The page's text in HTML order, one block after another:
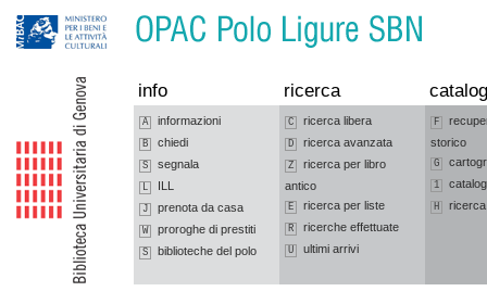
info ricerca
A informazioni
B chiedi
S segnala
L ILL
J prenota da casa
W proroghe di prestiti
S biblioteche del polo
C ricerca libera
D ricerca avanzata
Z
ricerca per libro
antico
E ricerca per liste
R ricerche effettuate
U ultimi arrivi
F
storico
G
1
H ricerca